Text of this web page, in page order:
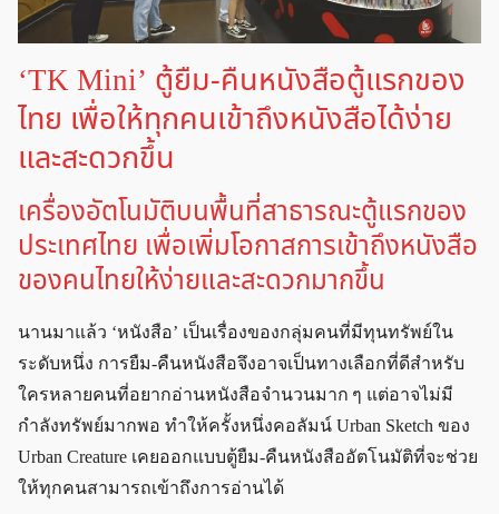
‘TK Mini’ ตู้ยืม-คืนหนังสือตู้แรกของ
ไทย เพื่อให้ทุกคนเข้าถึงหนังสือได้ง่าย
และสะดวกขึ้น
เครื่องอัตโนมัติบนพื้นที่สาธารณะตู้แรกของ
ประเทศไทย เพื่อเพิ่มโอกาสการเข้าถึงหนังสือ
ของคนไทยให้ง่ายและสะดวกมากขึ้น
นานมาแล้ว ‘หนังสือ’ เป็นเรื่องของกลุ่มคนที่มีทุนทรัพย์ใน
ระดับหนึ่ง การยืม-คืนหนังสือจึงอาจเป็นทางเลือกที่ดีสำหรับ
ใครหลายคนที่อยากอ่านหนังสือจำนวนมาก ๆ แต่อาจไม่มี
กำลังทรัพย์มากพอ ทำให้ครั้งหนึ่งคอลัมน์ Urban Sketch ของ
Urban Creature เคยออกแบบตู้ยืม-คืนหนังสืออัตโนมัติที่จะช่วย
ให้ทุกคนสามารถเข้าถึงการอ่านได้